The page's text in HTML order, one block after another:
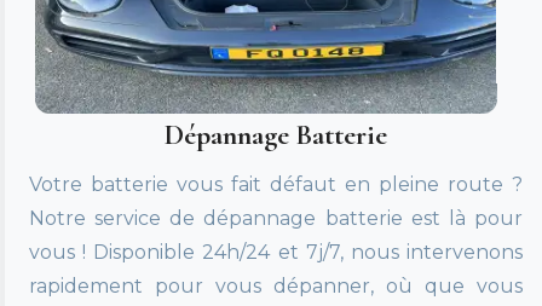
Dépannage Batterie
Votre batterie vous fait défaut en pleine route ?
Notre service de dépannage batterie est là pour
vous ! Disponible 24h/24 et 7j/7, nous intervenons
rapidement pour vous dépanner, où que vous